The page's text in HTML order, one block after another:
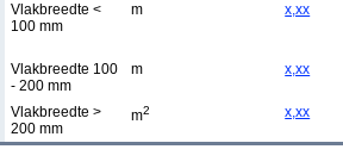
Vlakbreedte <
100 mm
m x,xx
Vlakbreedte 100
- 200 mm
m x,xx
Vlakbreedte >
200 mm
m2 x,xx